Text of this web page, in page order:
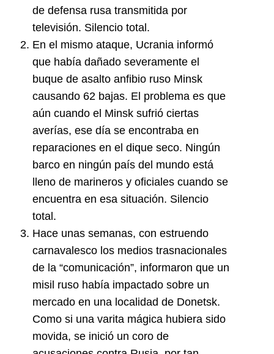
de defensa rusa transmitida por
televisión. Silencio total.
En el mismo ataque, Ucrania informó
que había dañado severamente el
buque de asalto anfibio ruso Minsk
causando 62 bajas. El problema es que
aún cuando el Minsk sufrió ciertas
averías, ese día se encontraba en
reparaciones en el dique seco. Ningún
barco en ningún país del mundo está
lleno de marineros y oficiales cuando se
encuentra en esa situación. Silencio
total.
Hace unas semanas, con estruendo
carnavalesco los medios trasnacionales
de la “comunicación”, informaron que un
misil ruso había impactado sobre un
mercado en una localidad de Donetsk.
Como si una varita mágica hubiera sido
movida, se inició un coro de